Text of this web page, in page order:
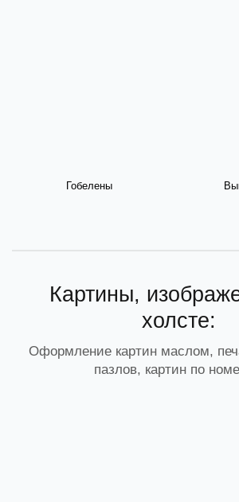
Гобелены
Картины,
холсте:
Оформление картин маслом,
пазлов, картин по